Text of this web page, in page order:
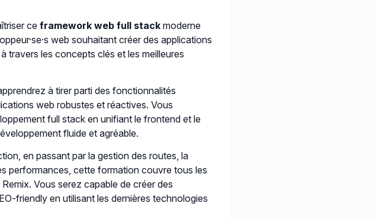
ce framework web full stackmoderne
web souhaitant créer des applications
travers les concepts clés et les meilleures
à tirer parti des fonctionnalités
web robustes et réactives. Vous
full stack en unifiant le frontend et le
fluide et agréable.
en passant par la gestion des routes, la
performances, cette formation couvre tous les
Vous serez capable de créer des
friendly en utilisant les dernières technologies